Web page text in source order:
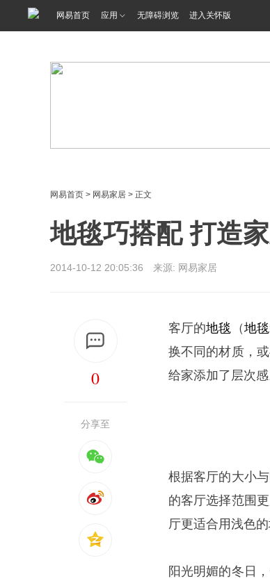
网易首页 应用 无障碍浏览 进入关怀版
网易首页 > 网易家居 > 正文
地毯巧搭配 打造
2014-10-12 20:05:36 来源: 网易家居
0
分享至
客厅的地毯 （地
换不同的材质，或
给家添加了层次感
根据客厅的大小
的客厅选择范围
厅更适合用浅色
阳光明媚的冬日